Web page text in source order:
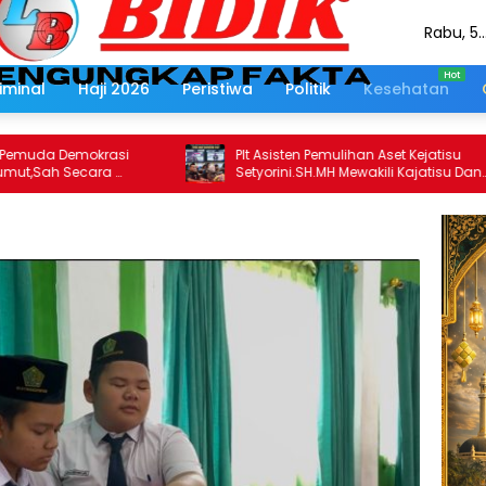
Rabu, 5
2026
Haji 2026 Peristiwa Politik Kesehatan
Rakyat
Plt Asisten Pemulihan Aset Kejatisu
Setyorini.SH.MH Mewakili Kajatisu Dan
Seluruh Kepala Seksi Pemulihan Aset